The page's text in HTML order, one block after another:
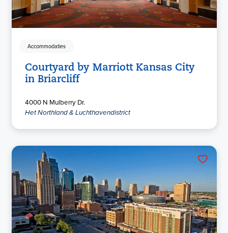
Accommodaties
Courtyard by Marriott Kansas City
in Briarcliff
4000 N Mulberry Dr.
Het Northland & Luchthavendistrict